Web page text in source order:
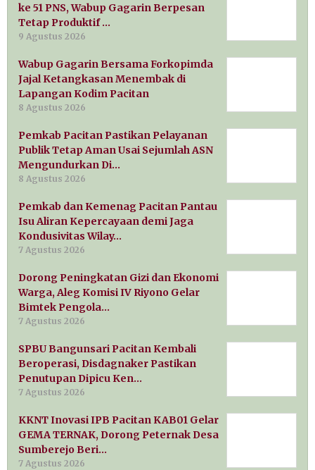
ke 51 PNS, Wabup Gagarin Berpesan
Tetap Produktif …
9 Agustus 2026
Wabup Gagarin Bersama Forkopimda
Jajal Ketangkasan Menembak di
Lapangan Kodim Pacitan
8 Agustus 2026
Pemkab Pacitan Pastikan Pelayanan
Publik Tetap Aman Usai Sejumlah ASN
Mengundurkan Di…
8 Agustus 2026
Pemkab dan Kemenag Pacitan Pantau
Isu Aliran Kepercayaan demi Jaga
Kondusivitas Wilay…
7 Agustus 2026
Dorong Peningkatan Gizi dan Ekonomi
Warga, Aleg Komisi IV Riyono Gelar
Bimtek Pengola…
7 Agustus 2026
SPBU Bangunsari Pacitan Kembali
Beroperasi, Disdagnaker Pastikan
Penutupan Dipicu Ken…
7 Agustus 2026
KKNT Inovasi IPB Pacitan KAB01 Gelar
GEMA TERNAK, Dorong Peternak Desa
Sumberejo Beri…
7 Agustus 2026